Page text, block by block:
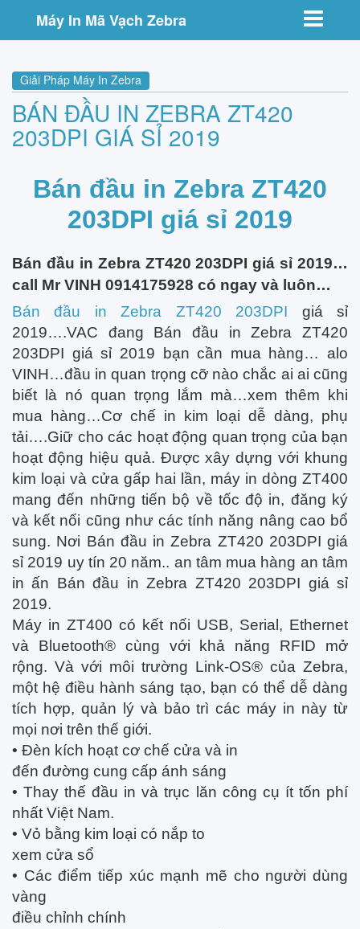
Toggle
Máy In Mã Vạch Zebra
Giải Pháp Máy In Zebra
BÁN ĐẦU IN ZEBRA ZT420
203DPI GIÁ SỈ 2019
Bán đầu in Zebra ZT420
203DPI giá sỉ 2019
Bán đầu in Zebra ZT420 203DPI giá sỉ 2019…
call Mr VINH 0914175928 có ngay và luôn…
Bán đầu in Zebra ZT420 203DPI giá sỉ
2019….VAC đang Bán đầu in Zebra ZT420
203DPI giá sỉ 2019 bạn cần mua hàng… alo
VINH…đầu in quan trọng cỡ nào chắc ai ai cũng
biết là nó quan trọng lắm mà…xem thêm khi
mua hàng…Cơ chế in kim loại dễ dàng, phụ
tải….Giữ cho các hoạt động quan trọng của bạn
hoạt động hiệu quả. Được xây dựng với khung
kim loại và cửa gấp hai lần, máy in dòng ZT400
mang đến những tiến bộ về tốc độ in, đăng ký
và kết nối cũng như các tính năng nâng cao bổ
sung. Nơi Bán đầu in Zebra ZT420 203DPI giá
sỉ 2019 uy tín 20 năm.. an tâm mua hàng an tâm
in ấn Bán đầu in Zebra ZT420 203DPI giá sỉ
2019.
Máy in ZT400 có kết nối USB, Serial, Ethernet
và Bluetooth® cùng với khả năng RFID mở
rộng. Và với môi trường Link-OS® của Zebra,
một hệ điều hành sáng tạo, bạn có thể dễ dàng
tích hợp, quản lý và bảo trì các máy in này từ
mọi nơi trên thế giới.
• Đèn kích hoạt cơ chế cửa và in
đến đường cung cấp ánh sáng
• Thay thế đầu in và trục lăn công cụ ít tốn phí
nhất Việt Nam.
• Vỏ bằng kim loại có nắp to
xem cửa sổ
• Các điểm tiếp xúc mạnh mẽ cho người dùng
vàng
điều chỉnh chính